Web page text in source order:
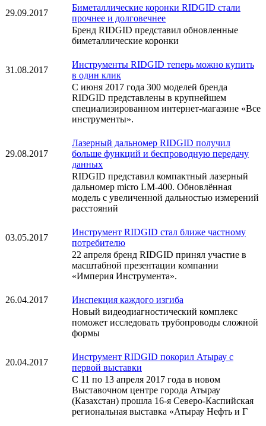
29.09.2017
Биметаллические коронки RIDGID стали
прочнее и долговечнее
Бренд RIDGID представил обновленные
биметаллические коронки
31.08.2017
Инструменты RIDGID теперь можно купить
в один клик
С июня 2017 года 300 моделей бренда
RIDGID представлены в крупнейшем
специализированном интернет-магазине «Все
инструменты».
29.08.2017
Лазерный дальномер RIDGID получил
больше функций и беспроводную передачу
данных
RIDGID представил компактный лазерный
дальномер micro LM-400. Обновлённая
модель с увеличенной дальностью измерений
расстояний
03.05.2017
Инструмент RIDGID стал ближе частному
потребителю
22 апреля бренд RIDGID принял участие в
масштабной презентации компании
«Империя Инструмента».
26.04.2017
Инспекция каждого изгиба
Новый видеодиагностический комплекс
поможет исследовать трубопроводы сложной
формы
20.04.2017
Инструмент RIDGID покорил Атырау с
первой выставки
С 11 по 13 апреля 2017 года в новом
Выставочном центре города Атырау
(Казахстан) прошла 16-я Северо-Каспийская
региональная выставка «Атырау Нефть и Г